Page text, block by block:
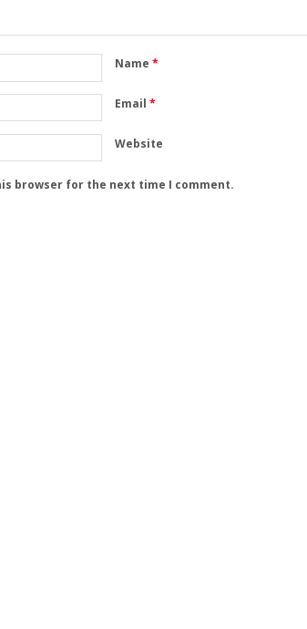
Name *
Email *
Website
browser for the next time I comment.